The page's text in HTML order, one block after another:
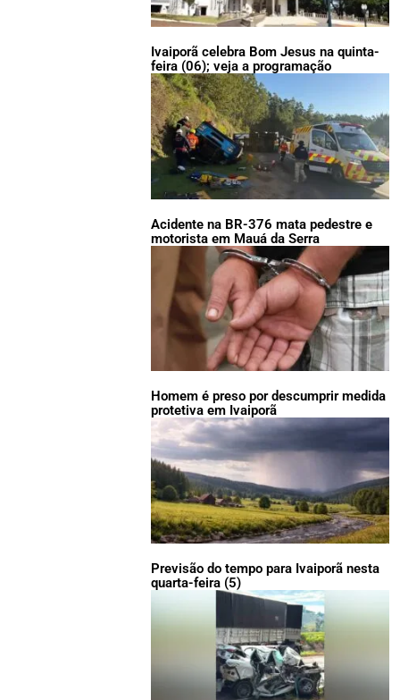
Ivaiporã celebra Bom Jesus na quinta-
feira (06); veja a programação
Acidente na BR-376 mata pedestre e
motorista em Mauá da Serra
Homem é preso por descumprir medida
protetiva em Ivaiporã
Previsão do tempo para Ivaiporã nesta
quarta-feira (5)